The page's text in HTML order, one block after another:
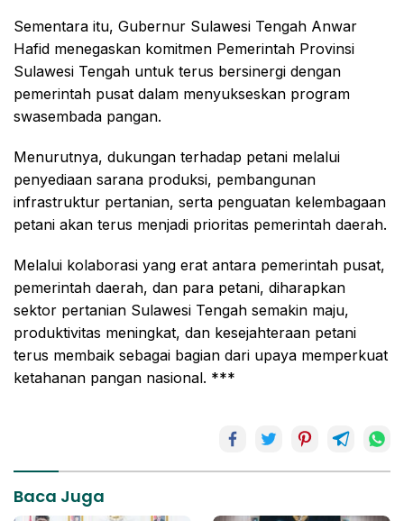
Sementara itu, Gubernur Sulawesi Tengah Anwar
Hafid menegaskan komitmen Pemerintah Provinsi
Sulawesi Tengah untuk terus bersinergi dengan
pemerintah pusat dalam menyukseskan program
swasembada pangan.
Menurutnya, dukungan terhadap petani melalui
penyediaan sarana produksi, pembangunan
infrastruktur pertanian, serta penguatan kelembagaan
petani akan terus menjadi prioritas pemerintah daerah.
Melalui kolaborasi yang erat antara pemerintah pusat,
pemerintah daerah, dan para petani, diharapkan
sektor pertanian Sulawesi Tengah semakin maju,
produktivitas meningkat, dan kesejahteraan petani
terus membaik sebagai bagian dari upaya memperkuat
ketahanan pangan nasional. ***
Baca Juga